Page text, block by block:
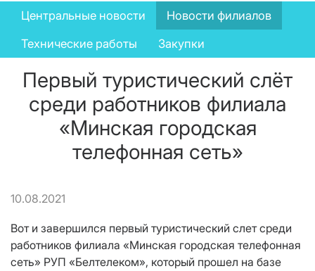
News
menu
Центральные новости
Новости филиалов
Технические работы
Закупки
Первый туристический слёт
среди работников филиала
«Минская городская
телефонная сеть»
10.08.2021
Вот и завершился первый туристический слет среди
работников филиала «Минская городская телефонная
сеть» РУП «Белтелеком», который прошел на базе